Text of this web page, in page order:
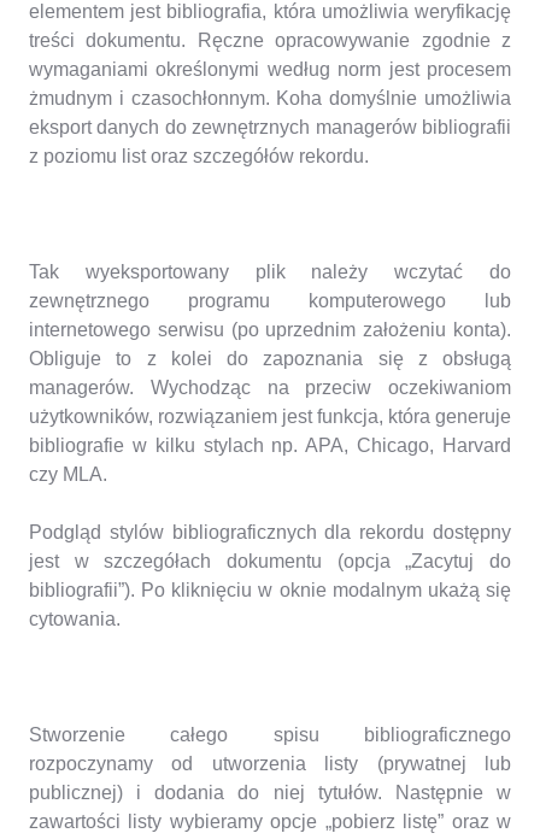
elementem jest bibliografia, która umożliwia weryfikację
treści dokumentu. Ręczne opracowywanie zgodnie z
wymaganiami określonymi według norm jest procesem
żmudnym i czasochłonnym. Koha domyślnie umożliwia
eksport danych do zewnętrznych managerów bibliografii
z poziomu list oraz szczegółów rekordu.
Tak wyeksportowany plik należy wczytać do
zewnętrznego programu komputerowego lub
internetowego serwisu (po uprzednim założeniu konta).
Obliguje to z kolei do zapoznania się z obsługą
managerów. Wychodząc na przeciw oczekiwaniom
użytkowników, rozwiązaniem jest funkcja, która generuje
bibliografie w kilku stylach np. APA, Chicago, Harvard
czy MLA.
Podgląd stylów bibliograficznych dla rekordu dostępny
jest w szczegółach dokumentu (opcja „Zacytuj do
bibliografii”). Po kliknięciu w oknie modalnym ukażą się
cytowania.
Stworzenie całego spisu bibliograficznego
rozpoczynamy od utworzenia listy (prywatnej lub
publicznej) i dodania do niej tytułów. Następnie w
zawartości listy wybieramy opcje „pobierz listę” oraz w